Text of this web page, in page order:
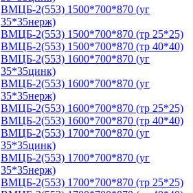
ВМЦБ-2(553) 1500*700*870 (уг
35*35нерж)
ВМЦБ-2(553) 1500*700*870 (тр 25*25)
ВМЦБ-2(553) 1500*700*870 (тр 40*40)
ВМЦБ-2(553) 1600*700*870 (уг
35*35цинк)
ВМЦБ-2(553) 1600*700*870 (уг
35*35нерж)
ВМЦБ-2(553) 1600*700*870 (тр 25*25)
ВМЦБ-2(553) 1600*700*870 (тр 40*40)
ВМЦБ-2(553) 1700*700*870 (уг
35*35цинк)
ВМЦБ-2(553) 1700*700*870 (уг
35*35нерж)
ВМЦБ-2(553) 1700*700*870 (тр 25*25)